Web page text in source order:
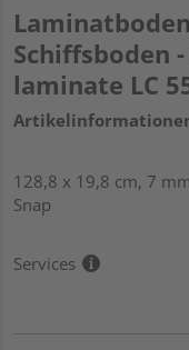
Schiffsboden
laminate LC
128,8 x 19,8 cm, 7
Snap
Services